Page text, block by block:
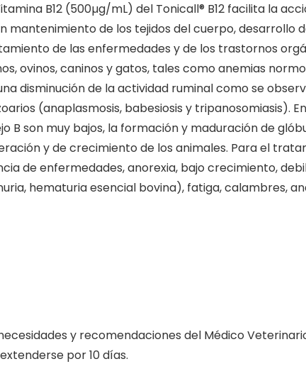
B12 (500µg/mL) del Tonicall® B12 facilita la
mantenimiento de los tejidos del cuerpo, desarrollo
de las enfermedades y de los trastornos
ovinos, caninos y gatos, tales como anemias
disminución de la actividad ruminal como se
(anaplasmosis, babesiosis y tripanosomiasis).
B son muy bajos, la formación y maduración de
y de crecimiento de los animales. Para el
de enfermedades, anorexia, bajo crecimiento,
hematuria esencial bovina), fatiga, calambres,
y recomendaciones del Médico
por 10 días.